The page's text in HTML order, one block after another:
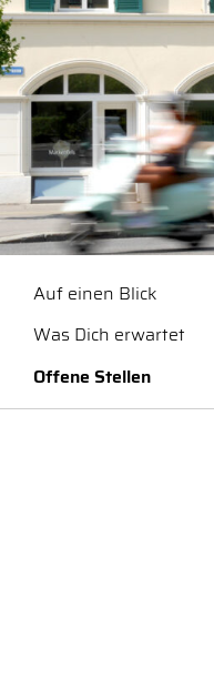
Auf einen Blick
Was Dich erwartet
Offene Stellen